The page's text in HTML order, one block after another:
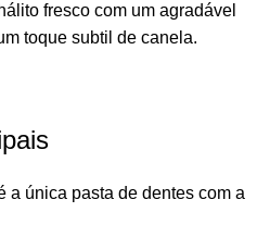
fresco com um agradável
toque subtil de canela.
a única pasta de dentes com a